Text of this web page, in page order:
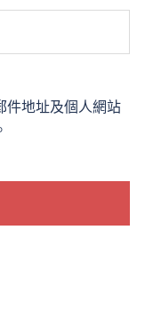
件地址及個人網站